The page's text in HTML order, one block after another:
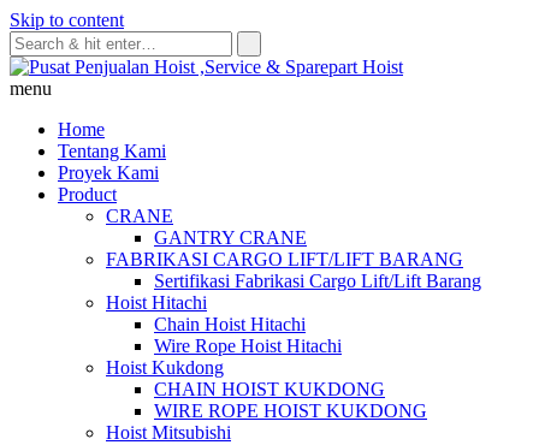
Skip to content
menu
Home
Tentang Kami
Proyek Kami
Product
CRANE
GANTRY CRANE
FABRIKASI CARGO LIFT/LIFT BARANG
Sertifikasi Fabrikasi Cargo Lift/Lift Barang
Hoist Hitachi
Chain Hoist Hitachi
Wire Rope Hoist Hitachi
Hoist Kukdong
CHAIN HOIST KUKDONG
WIRE ROPE HOIST KUKDONG
Hoist Mitsubishi